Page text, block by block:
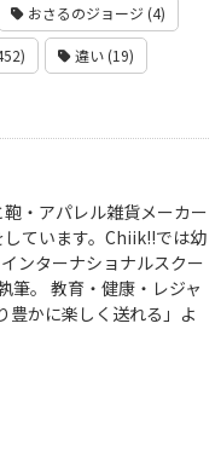
おさるのジョージ (4)
違い (19)
・アパレル雑貨メーカー
ています。Chiik!!では幼
ンターナショナルスクー
筆。 教育・健康・レジャ
豊かに楽しく送れる」よ